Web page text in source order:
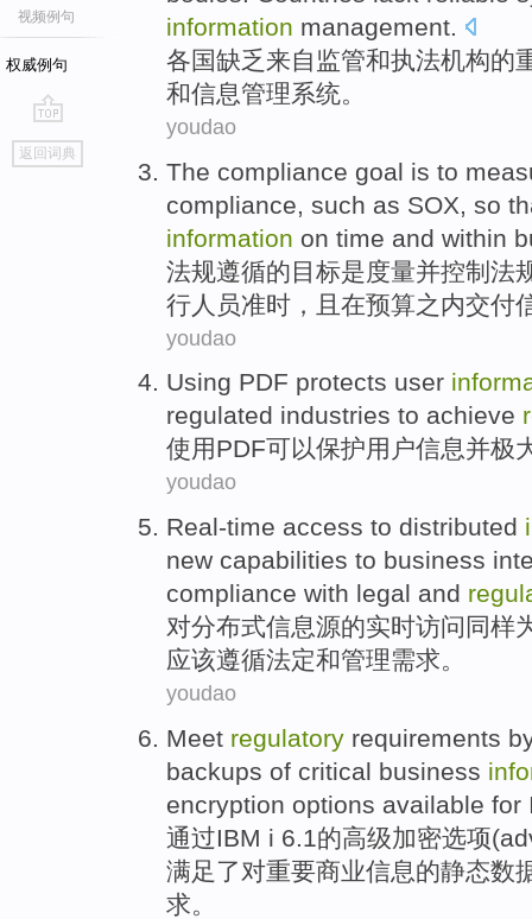
视频例句
权威例句
go
top
返回词典
information management.
各国缺乏 来自 监管和执法机构的
和信息管理系统。
youdao
The compliance goal is to
compliance, such as SOX so
information on time and within
法规遵循的目标是度量并控制 法
行 人员准时 ， 且 在预算之内交付
youdao
Using PDF protects user
regulated industries to achieve
使用PDF可以保护用户信息并极
youdao
Real-time access to distributed
new capabilities to business
compliance with legal and
对分布式信息源的实时访问 同样
应该遵循法定和管理需求。
youdao
Meet regulatory requirements
backups of critical business
encryption options available for
通过IBM i 6.1的高级加密选项
满足了对重要商业信息的静态数
求。